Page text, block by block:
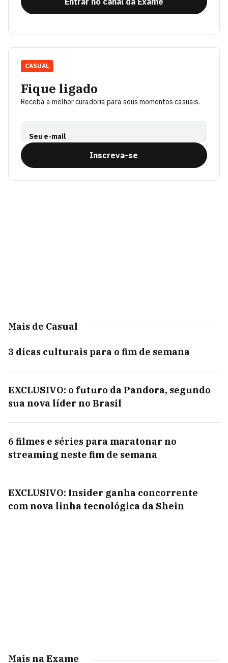
Fique ligado
Receba a melhor curadoria para seus momentos casuais.
Seu e-mail
Inscreva-se
CASUAL
Mais de Casual
3 dicas culturais para o fim de semana
EXCLUSIVO: o futuro da Pandora, segundo
sua nova líder no Brasil
6 filmes e séries para maratonar no
streaming neste fim de semana
EXCLUSIVO: Insider ganha concorrente
com nova linha tecnológica da Shein
Mais na Exame